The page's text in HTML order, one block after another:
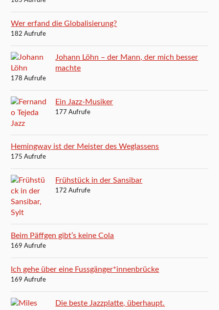
Wer erfand die Globalisierung?
182 Aufrufe
Johann Löhn – der Mann, der mich besser
machte
178 Aufrufe
Ein Jazz-Musiker
177 Aufrufe
Hemingway ist der Meister des Weglassens
175 Aufrufe
Frühstück in der Sansibar
172 Aufrufe
Beim Päffgen gibt’s keine Cola
169 Aufrufe
Ich gehe über eine Fussgänger*innenbrücke
169 Aufrufe
Die beste Jazzplatte, überhaupt.